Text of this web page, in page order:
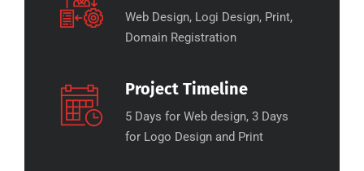
Web Design, Logi Design, Print,
Domain Registration
Project Timeline
5 Days for Web design, 3 Days
for Logo Design and Print